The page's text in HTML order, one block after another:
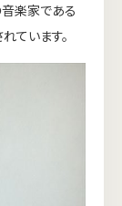
音楽家である
ています。